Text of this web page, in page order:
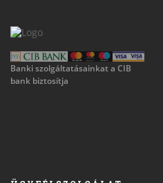
Banki szolgáltatásainkat a CIB
bank biztosítja